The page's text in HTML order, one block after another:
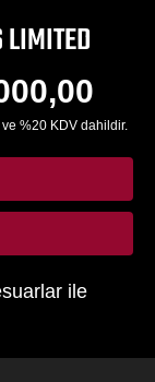
LIMITED
%20 KDV dahildir.
ile